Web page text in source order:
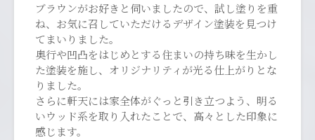
ブラウンがお好きと伺いましたので、試し塗りを重
ね、お気に召していただけるデザイン塗装を見つけ
てまいりました。
奥行や凹凸をはじめとする住まいの持ち味を生かし
た塗装を施し、オリジナリティが光る仕上がりとな
りました。
さらに軒天には家全体がぐっと引き立つよう、明る
いウッド系を取り入れたことで、高々とした印象に
感じます。